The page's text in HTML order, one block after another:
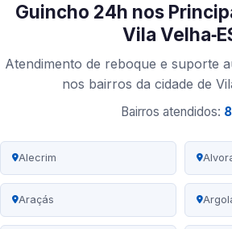
Guincho 24h nos
Vila
Atendimento de reboque e suporte
nos bairros da cidade de
Bairros atendidos:
Alecrim
Araçás